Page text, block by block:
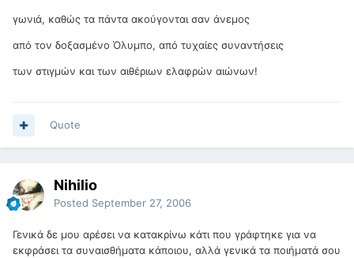
γωνιά, καθώς τα πάντα ακούγονται σαν άνεμος
από τον δοξασμένο Όλυμπο, από τυχαίες συναντήσεις
των στιγμών και των αιθέριων ελαφρών αιώνων!
Quote
Nihilio
Posted September 27, 2006
Γενικά δε μου αρέσει να κατακρίνω κάτι που γράφτηκε για να
εκφράσει τα συναισθήματα κάποιου, αλλά γενικά τα ποιήματά σου